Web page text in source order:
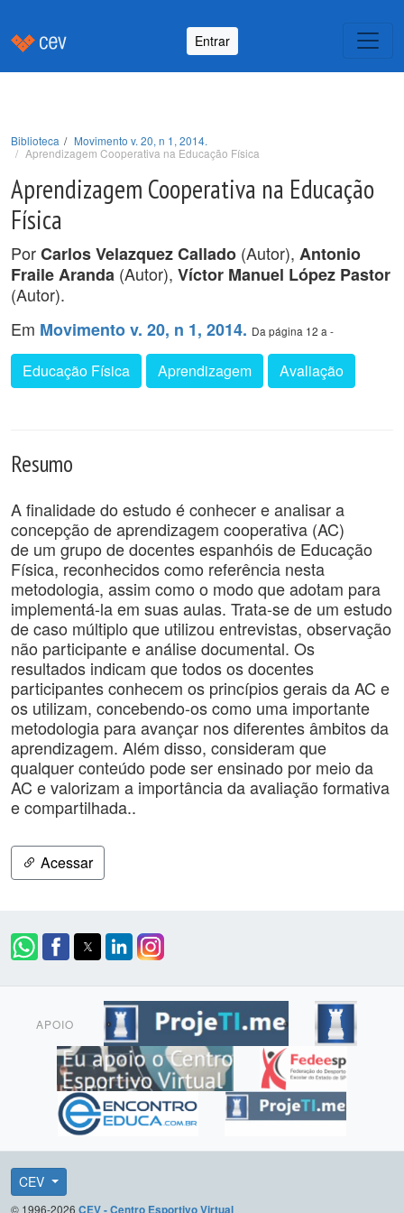
Entrar
Biblioteca
Movimento v. 20, n 1, 2014.
Aprendizagem Cooperativa na Educação Física
Aprendizagem Cooperativa na Educação
Física
PorCarlos Velazquez Callado (Autor), Antonio
Fraile Aranda (Autor), Víctor Manuel López Pastor
(Autor).
Em Movimento v. 20, n 1, 2014. Da página 12 a -
Educação Física Aprendizagem Avaliação
Resumo
A finalidade do estudo é conhecer e analisar a
concepção de aprendizagem cooperativa (AC)
de um grupo de docentes espanhóis de Educação
Física, reconhecidos como referência nesta
metodologia, assim como o modo que adotam para
implementá-la em suas aulas. Trata-se de um estudo
de caso múltiplo que utilizou entrevistas, observação
não participante e análise documental. Os
resultados indicam que todos os docentes
participantes conhecem os princípios gerais da AC e
os utilizam, concebendo-os como uma importante
metodologia para avançar nos diferentes âmbitos da
aprendizagem. Além disso, consideram que
qualquer conteúdo pode ser ensinado por meio da
AC e valorizam a importância da avaliação formativa
e compartilhada..
Acessar
APOIO
CEV
© 1996-2026 CEV - Centro Esportivo Virtual